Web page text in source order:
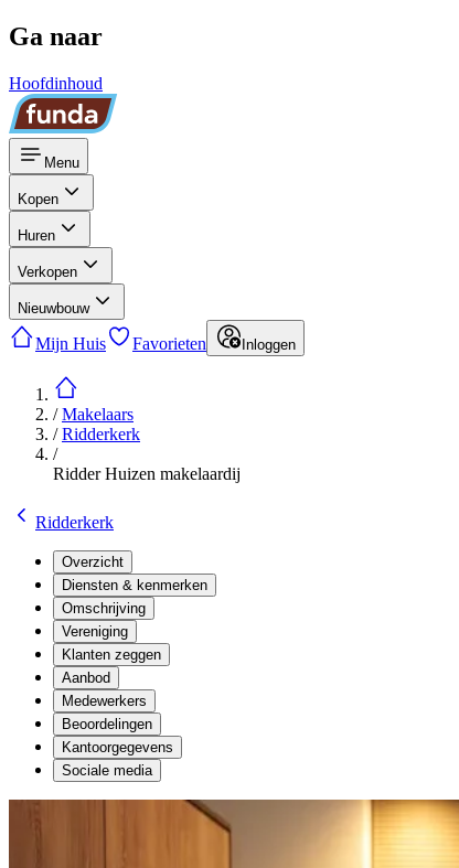
Ga naar
Hoofdinhoud
Menu
Kopen
Huren
Verkopen
Nieuwbouw
Mijn Huis Favorieten Inloggen
/Makelaars
/Ridderkerk
/
Ridder Huizen makelaardij
Ridderkerk
Overzicht
Diensten & kenmerken
Omschrijving
Vereniging
Klanten zeggen
Aanbod
Medewerkers
Beoordelingen
Kantoorgegevens
Sociale media